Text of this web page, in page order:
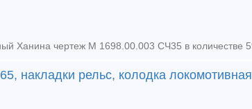
накладки рельс, колодка локомотивная